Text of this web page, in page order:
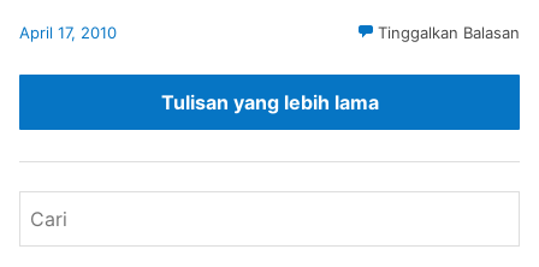
April 17, 2010 Tinggalkan Balasan
Tulisan yang lebih lama